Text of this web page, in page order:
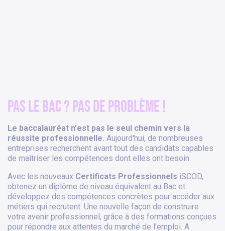
Pas le bac ? pas de Problème !
Le baccalauréat n'est pas le seul chemin vers la
réussite professionnelle. Aujourd'hui, de nombreuses
entreprises recherchent avant tout des candidats capables
de maîtriser les compétences dont elles ont besoin.
Avec les nouveaux Certificats Professionnels iSCOD,
obtenez un diplôme de niveau équivalent au Bac et
développez des compétences concrètes pour accéder aux
métiers qui recrutent. Une nouvelle façon de construire
votre avenir professionnel, grâce à des formations conçues
pour répondre aux attentes du marché de l'emploi. A